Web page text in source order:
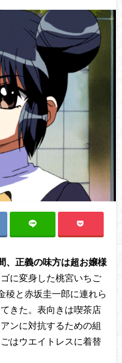
、正義の味方は超お嬢様
に変身した桃宮いちご
稜と赤坂圭一郎に連れら
きた。表向きは喫茶店
ンに対抗するための組
はウエイトレスに着替